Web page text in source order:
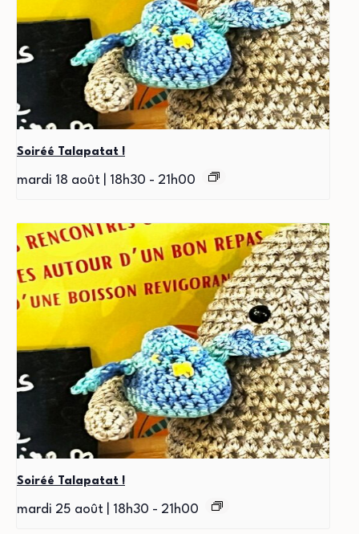
Soiréé Talapatat !
mardi 18 août | 18h30 - 21h00
Soiréé Talapatat !
mardi 25 août | 18h30 - 21h00